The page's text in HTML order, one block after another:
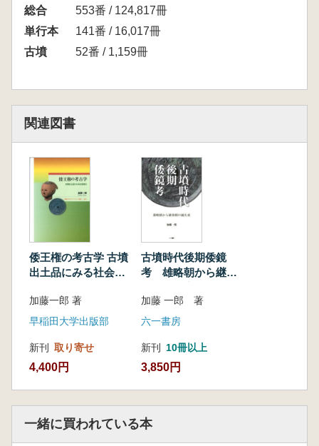
総合
553番 / 124,817冊
単行本
141番 / 16,017冊
古墳
52番 / 1,159冊
関連図書
倭王権の考古学 古墳
出土品にみる社会変
加藤一郎 著
早稲田大学出版部
新刊 取り寄せ
4,400円
古墳時代後期倭鏡
考 雄略朝から継体
加藤 一郎 著
六一書房
新刊 10冊以上
3,850円
一緒に買われている本